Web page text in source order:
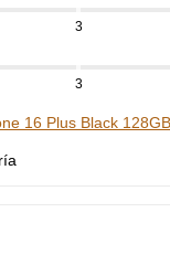
3
3
16 Plus Black